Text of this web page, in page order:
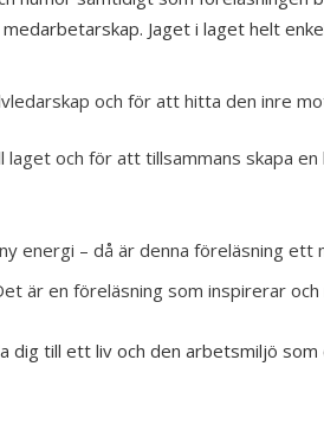
Jaget i laget helt
och för att hitta den inre
och för att tillsammans skapa
energi – då är denna föreläsning
är en föreläsning som inspirerar
dig till ett liv och den arbetsmiljö